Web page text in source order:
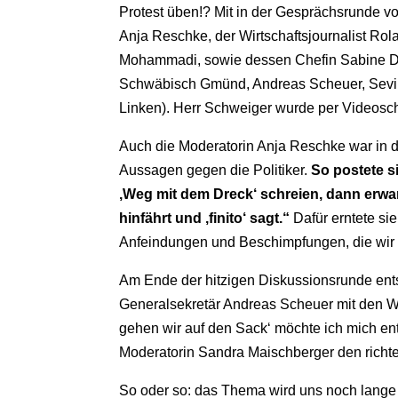
Protest üben!? Mit in der Gesprächsrunde
Anja Reschke, der Wirtschaftsjournalist
Mohammadi, sowie dessen Chefin Sabine
Schwäbisch Gmünd, Andreas Scheuer,
Linken). Herr Schweiger wurde per
Auch die Moderatorin Anja Reschke war in
Aussagen gegen die Politiker.So postete
‚Weg mit dem Dreck‘ schreien, dann
hinfährt und ‚finito‘ sagt.“ Dafür erntete
Anfeindungen und Beschimpfungen, die
Am Ende der hitzigen Diskussionsrunde
Generalsekretär Andreas Scheuer mit den
gehen wir auf den Sack‘ möchte ich mich
Moderatorin Sandra Maischberger den
So oder so: das Thema wird uns noch